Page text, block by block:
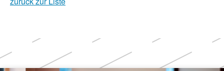
Weitere
Themen